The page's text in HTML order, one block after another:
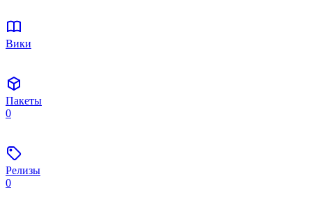
Вики
Пакеты
0
Релизы
0